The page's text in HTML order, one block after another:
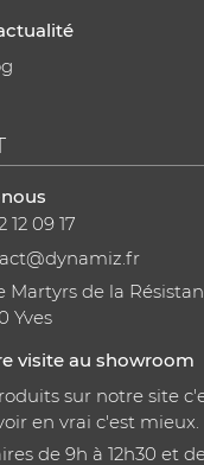
12 09 17
Martyrs de la
Yves
visite au showroom
sur notre site
en vrai c'est mieux.
de 9h à 12h30 et